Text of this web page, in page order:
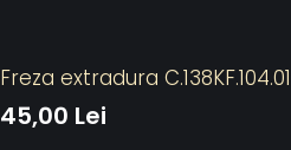
Freza extradura
45,00 Lei